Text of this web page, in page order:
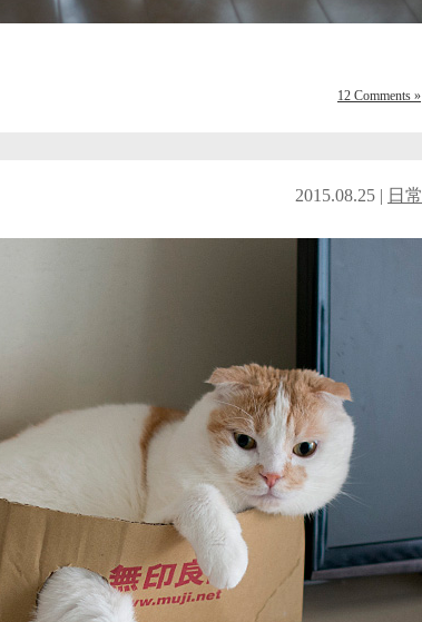
12 Comments »
2015.08.25 | 日常